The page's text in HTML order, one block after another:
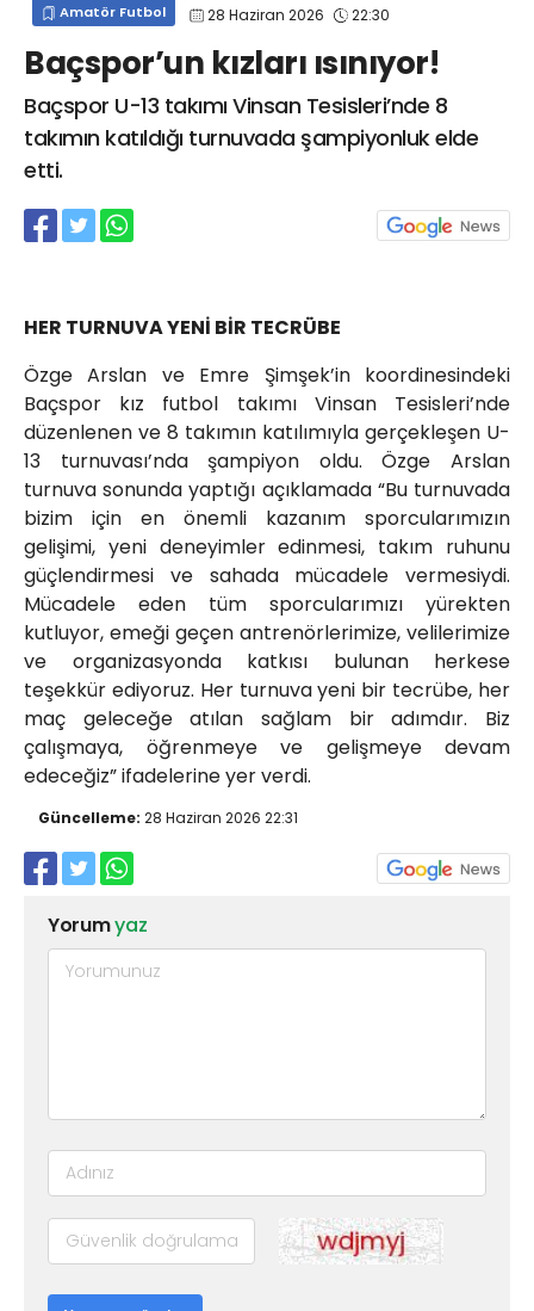
Amatör Futbol 28 Haziran 2026 22:30
Baçspor’un kızları ısınıyor!
Baçspor U-13 takımı Vinsan Tesisleri’nde 8
takımın katıldığı turnuvada şampiyonluk elde
etti.
HER TURNUVA YENİ BİR TECRÜBE
Özge Arslan ve Emre Şimşek’in koordinesindeki
Baçspor kız futbol takımı Vinsan Tesisleri’nde
düzenlenen ve 8 takımın katılımıyla gerçekleşen U-
13 turnuvası’nda şampiyon oldu. Özge Arslan
turnuva sonunda yaptığı açıklamada “Bu turnuvada
bizim için en önemli kazanım sporcularımızın
gelişimi, yeni deneyimler edinmesi, takım ruhunu
güçlendirmesi ve sahada mücadele vermesiydi.
Mücadele eden tüm sporcularımızı yürekten
kutluyor, emeği geçen antrenörlerimize, velilerimize
ve organizasyonda katkısı bulunan herkese
teşekkür ediyoruz. Her turnuva yeni bir tecrübe, her
maç geleceğe atılan sağlam bir adımdır. Biz
çalışmaya, öğrenmeye ve gelişmeye devam
edeceğiz” ifadelerine yer verdi.
Güncelleme: 28 Haziran 2026 22:31
Yorumyaz
info@spor41.com